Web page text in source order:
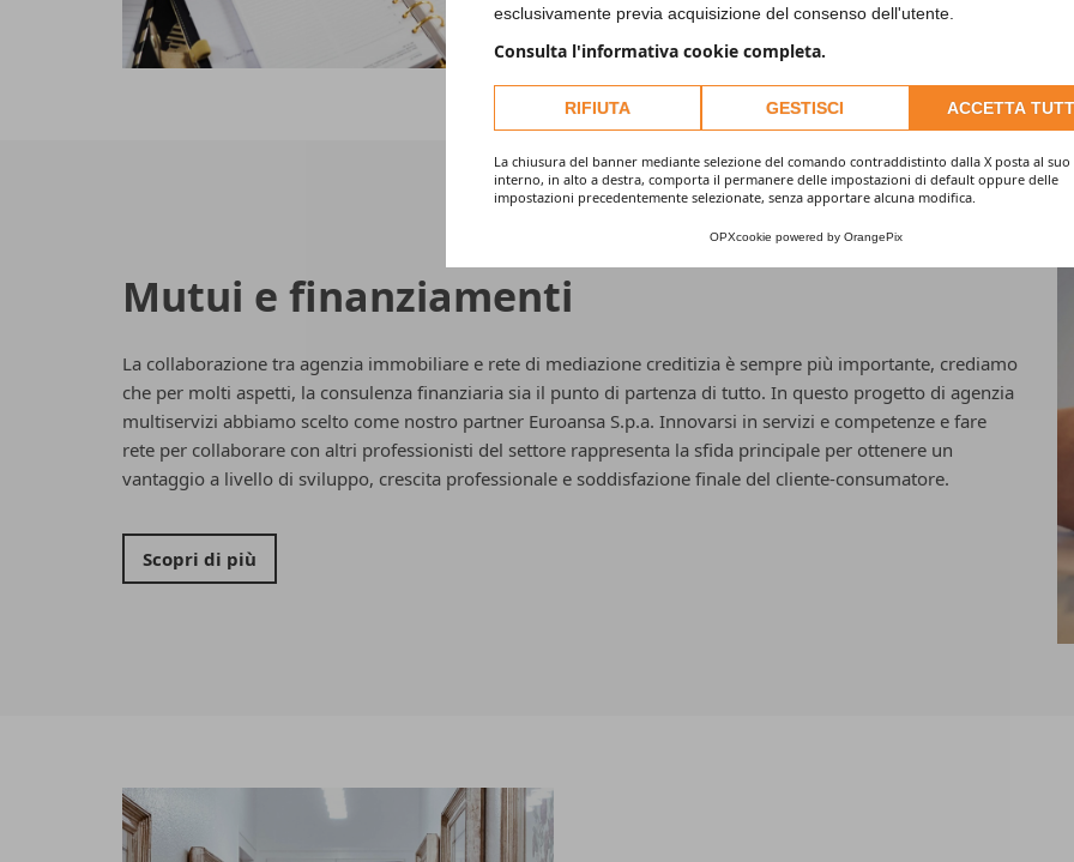
esclusivamente previa acquisizione del consenso dell'utente.
Consulta l'informativa cookie completa.
RIFIUTA GESTISCI ACCETTA
La chiusura del banner mediante selezione del comando contraddistinto dalla X posta al suo
interno, in alto a destra, comporta il permanere delle impostazioni di default oppure delle
impostazioni precedentemente selezionate, senza apportare alcuna modifica.
OPXcookie powered by OrangePix
Mutui e finanziamenti
La collaborazione tra agenzia immobiliare e rete di mediazione creditizia è sempre più importante, crediamo
che per molti aspetti, la consulenza finanziaria sia il punto di partenza di tutto. In questo progetto di agenzia
multiservizi abbiamo scelto come nostro partner Euroansa S.p.a. Innovarsi in servizi e competenze e fare
rete per collaborare con altri professionisti del settore rappresenta la sfida principale per ottenere un
vantaggio a livello di sviluppo, crescita professionale e soddisfazione finale del cliente-consumatore.
Scopri di più